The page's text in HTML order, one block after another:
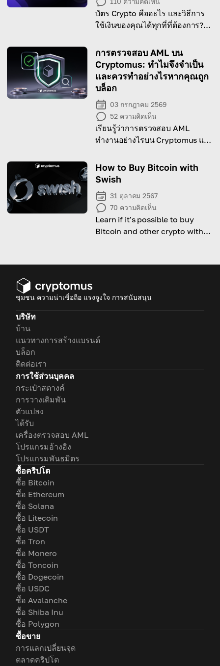
บัตร Crypto คืออะไร และวิธีการ
ใช้เงินของคุณได้ทุกที่ที่ต้องการ?
การตรวจสอบ AML บน
Cryptomus: ทำไมจึงจำเป็น
และควรทำอย่างไรหากคุณถูก
บล็อก
03 กรกฎาคม 2569
52 ความคิดเห็น
เรียนรู้ว่าการตรวจสอบ AML
ทำงานอย่างไรบน Cryptomus และ
ของคุณ!
How to Buy Bitcoin with
Swish
31 ตุลาคม 2567
70 ความคิดเห็น
Learn if it's possible to buy
Bitcoin and other crypto with
ชุมชน ความน่าเชื่อถือ แรงจูงใจ การสนับสนุน
บริษัท
บ้าน
แนวทางการสร้างแบรนด์
บล็อก
ติดต่อเรา
การใช้ส่วนบุคคล
กระเป๋าสตางค์
การวางเดิมพัน
ตัวแปลง
ได้รับ
เครื่องตรวจสอบ AML
โปรแกรมอ้างอิง
โปรแกรมพันธมิตร
ซื้อคริปโต
ซื้อ Bitcoin
ซื้อ Ethereum
ซื้อ Solana
ซื้อ Litecoin
ซื้อ USDT
ซื้อ Tron
ซื้อ Monero
ซื้อ Toncoin
ซื้อ Dogecoin
ซื้อ USDC
ซื้อ Avalanche
ซื้อ Shiba Inu
ซื้อ Polygon
ซื้อขาย
การแลกเปลี่ยนจุด
ตลาดคริปโต